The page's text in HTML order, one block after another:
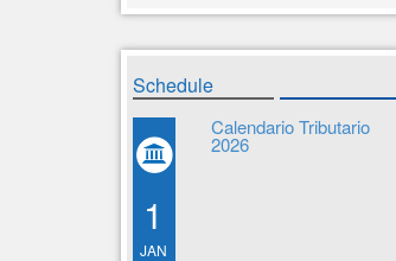
Schedule
1
JAN
Calendario Tributario
2026